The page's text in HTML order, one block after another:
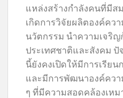
แหล่งสร้างกำลังคนที่มีส
เกิดการวิจัยผลิตองค์คว
นวัตกรรม นำความเจริ
ประเทศชาติและสังคม ปั
นี้ยังคงเปิดให้มีการเรีย
และมีการพัฒนาองค์ควา
ๆ ที่มีความสอดคล้องเห